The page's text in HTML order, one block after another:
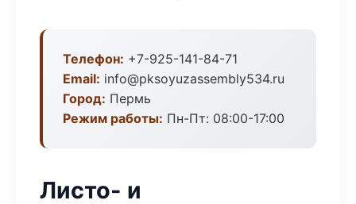
Телефон: +7-925-141-84-71
Email: info@pksoyuzassembly534.ru
Город: Пермь
Режим работы: Пн-Пт: 08:00-17:00
Листо- и